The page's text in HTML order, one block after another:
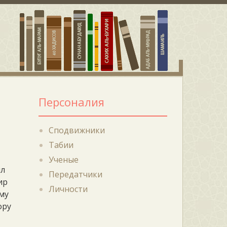
Персоналия
Сподвижники
Табии
Ученые
Передатчики
Личности